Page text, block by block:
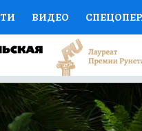
ВИДЕО
НАУКА СПОРТ
ДОКТОР
ПРОГНОЗЫ НА СПОРТ